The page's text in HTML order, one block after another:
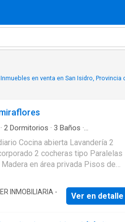
Inmuebles en venta en San Isidro, Provincia
· 2 Dormitorios · 3 Baños ·
Cocina abierta Lavandería 2
2 cocheras tipo Paralelas
en área privada Pisos de
Piso 8 8 pisos 4 departamentos
Guardianía Se permiten mascotas
Interior Impecable
INMOBILIARIA -
Ver en detalle